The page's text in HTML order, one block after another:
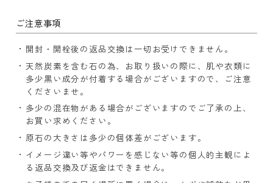
ご注意事項
開封・開栓後の返品交換は一切お受けできません。
天然炭素を含む石の為、お取り扱いの際に、肌や衣類に
多少黒い成分が付着する場合がございますので、ご注意
くださいませ。
多少の混在物がある場合がございますのでご了承の上、
お買い求めください。
原石の大きさは多少の個体差がございます。
イメージ違い等やパワーを感じない等の個人的主観によ
る返品交換及び返金はできません。